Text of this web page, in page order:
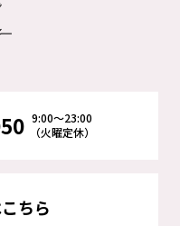
9:00～23:00
（火曜定休）
ちら